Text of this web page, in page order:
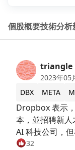
個股概要技術分析
triangle
2023年05
DBX
META
Dropbox 表示
本，並招聘新
AI 科技公司，
成長正在放緩
32